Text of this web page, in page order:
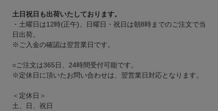
土日祝日も出荷いたしております。
・土曜日は12時(正午)、日曜日・祝日は朝8時までのご注文で当
日出荷。
※ご入金の確認は翌営業日です。
○ご注文は365日、24時間受付可能です。
※定休日に頂いたお問い合わせは、翌営業日対応となります。
＜定休日＞
土、日、祝日